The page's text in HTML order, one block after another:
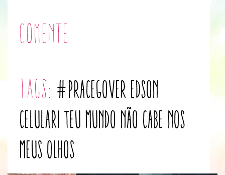
Comente
tags: #PraCegoVerEdson
CelulariTeu Mundo Não Cabe Nos
Meus Olhos